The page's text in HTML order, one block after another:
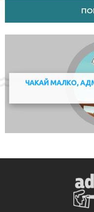
ЧАКАЙ МАЛКО,